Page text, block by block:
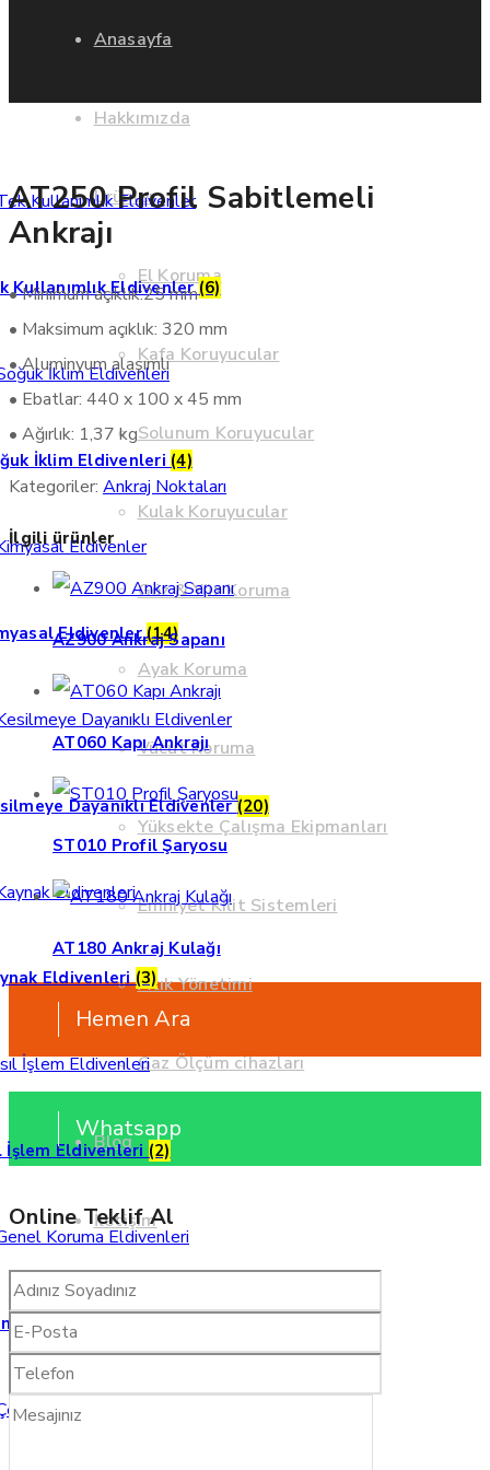
Anasayfa
Hakkımızda
Ürünler
El Koruma
Kafa Koruyucular
Solunum Koruyucular
Kulak Koruyucular
Göz & Yüz Koruma
Ayak Koruma
Vücut Koruma
Yüksekte Çalışma Ekipmanları
Emniyet Kilit Sistemleri
Atık Yönetimi
Gaz Ölçüm cihazları
Blog
İletişim
Online Katalog
Kullanımlık Eldivenler(6)
İklim Eldivenleri (4)
Eldivenler(14)
Dayanıklı Eldivenler(20)
Eldivenleri(3)
İşlem Eldivenleri (2)
Koruma Eldivenleri
AT250 Profil Sabitlemeli
Ankrajı
• Minimum açıklık:25 mm
• Maksimum açıklık: 320 mm
• Aluminyum alaşımlı
• Ebatlar: 440 x 100 x 45 mm
• Ağırlık: 1,37 kg
Kategoriler: Ankraj Noktaları
İlgili ürünler
AZ900 Ankraj Sapanı
AT060 Kapı Ankrajı
ST010 Profil Şaryosu
AT180 Ankraj Kulağı
Hemen Ara
Whatsapp
Online Teklif Al